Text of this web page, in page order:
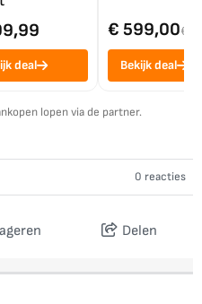
deal
€ 599,00€
Bekijk deal
lopen via de partner.
0 reacties
Delen